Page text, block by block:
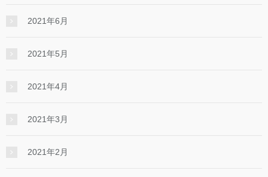
2021年6月
2021年5月
2021年4月
2021年3月
2021年2月